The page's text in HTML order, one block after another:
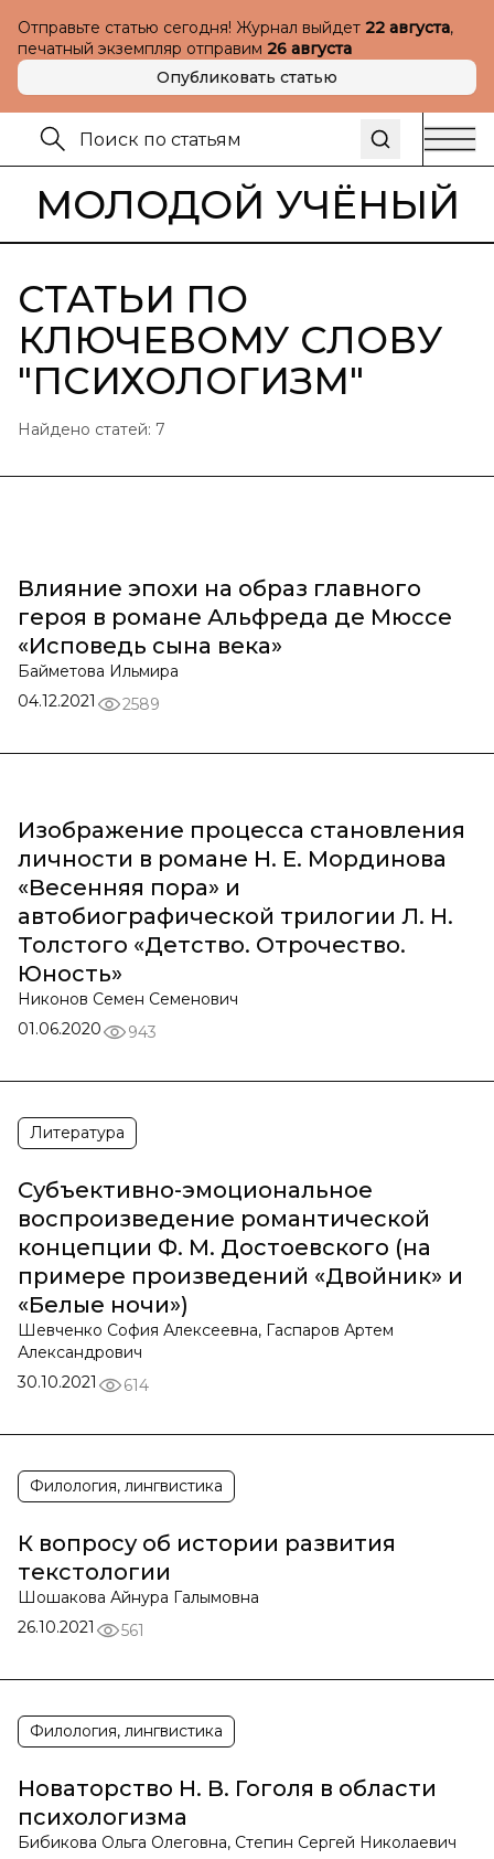
Отправьте статью сегодня! Журнал выйдет 22 августа,
печатный экземпляр отправим 26 августа
Опубликовать статью
МОЛОДОЙ УЧЁНЫЙ
СТАТЬИ ПО
КЛЮЧЕВОМУ СЛОВУ
"ПСИХОЛОГИЗМ"
Найдено статей: 7
Влияние эпохи на образ главного
героя в романе Альфреда де Мюссе
«Исповедь сына века»
Байметова Ильмира
04.12.2021
2589
Изображение процесса становления
личности в романе Н. Е. Мординова
«Весенняя пора» и
автобиографической трилогии Л. Н.
Толстого «Детство. Отрочество.
Юность»
Никонов Семен Семенович
01.06.2020
943
Литература
Субъективно-эмоциональное
воспроизведение романтической
концепции Ф. М. Достоевского (на
примере произведений «Двойник» и
«Белые ночи»)
Шевченко София Алексеевна, Гаспаров Артем
Александрович
30.10.2021
614
Филология, лингвистика
К вопросу об истории развития
текстологии
Шошакова Айнура Галымовна
26.10.2021
561
Филология, лингвистика
Новаторство Н. В. Гоголя в области
психологизма
Бибикова Ольга Олеговна, Степин Сергей Николаевич